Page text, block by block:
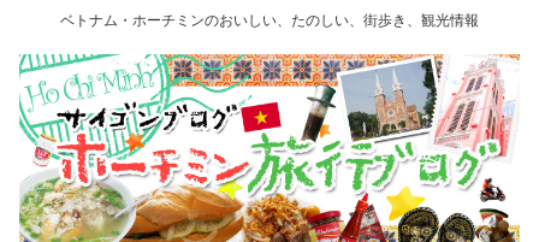
ベトナム・ホーチミンのおいしい、たのしい、街歩き、観光情報